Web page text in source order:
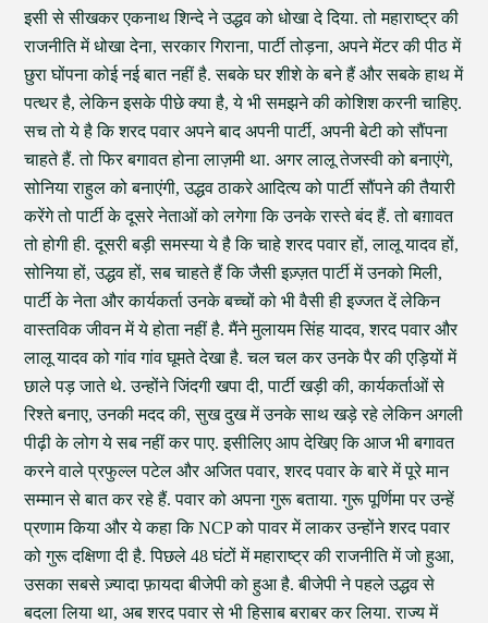
इसी से सीखकर एकनाथ शिन्दे ने उद्धव को धोखा दे दिया. तो महाराष्ट्र की
राजनीति में धोखा देना, सरकार गिराना, पार्टी तोड़ना, अपने मेंटर की पीठ में
छुरा घोंपना कोई नई बात नहीं है. सबके घर शीशे के बने हैं और सबके हाथ में
पत्थर है, लेकिन इसके पीछे क्या है, ये भी समझने की कोशिश करनी चाहिए.
सच तो ये है कि शरद पवार अपने बाद अपनी पार्टी, अपनी बेटी को सौंपना
चाहते हैं. तो फिर बगावत होना लाज़मी था. अगर लालू तेजस्वी को बनाएंगे,
सोनिया राहुल को बनाएंगी, उद्धव ठाकरे आदित्य को पार्टी सौंपने की तैयारी
करेंगे तो पार्टी के दूसरे नेताओं को लगेगा कि उनके रास्ते बंद हैं. तो बग़ावत
तो होगी ही. दूसरी बड़ी समस्या ये है कि चाहे शरद पवार हों, लालू यादव हों,
सोनिया हों, उद्धव हों, सब चाहते हैं कि जैसी इज़्ज़त पार्टी में उनको मिली,
पार्टी के नेता और कार्यकर्ता उनके बच्चों को भी वैसी ही इज्जत दें लेकिन
वास्तविक जीवन में ये होता नहीं है. मैंने मुलायम सिंह यादव, शरद पवार और
लालू यादव को गांव गांव घूमते देखा है. चल चल कर उनके पैर की एड़ियों में
छाले पड़ जाते थे. उन्होंने जिंदगी खपा दी, पार्टी खड़ी की, कार्यकर्ताओं से
रिश्ते बनाए, उनकी मदद की, सुख दुख में उनके साथ खड़े रहे लेकिन अगली
पीढ़ी के लोग ये सब नहीं कर पाए. इसीलिए आप देखिए कि आज भी बगावत
करने वाले प्रफुल्ल पटेल और अजित पवार, शरद पवार के बारे में पूरे मान
सम्मान से बात कर रहे हैं. पवार को अपना गुरू बताया. गुरू पूर्णिमा पर उन्हें
प्रणाम किया और ये कहा कि NCP को पावर में लाकर उन्होंने शरद पवार
को गुरू दक्षिणा दी है. पिछले 48 घंटों में महाराष्ट्र की राजनीति में जो हुआ,
उसका सबसे ज़्यादा फ़ायदा बीजेपी को हुआ है. बीजेपी ने पहले उद्धव से
बदला लिया था, अब शरद पवार से भी हिसाब बराबर कर लिया. राज्य में